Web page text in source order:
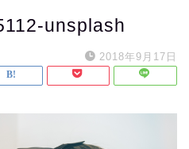
unsplash
2018年9月17日